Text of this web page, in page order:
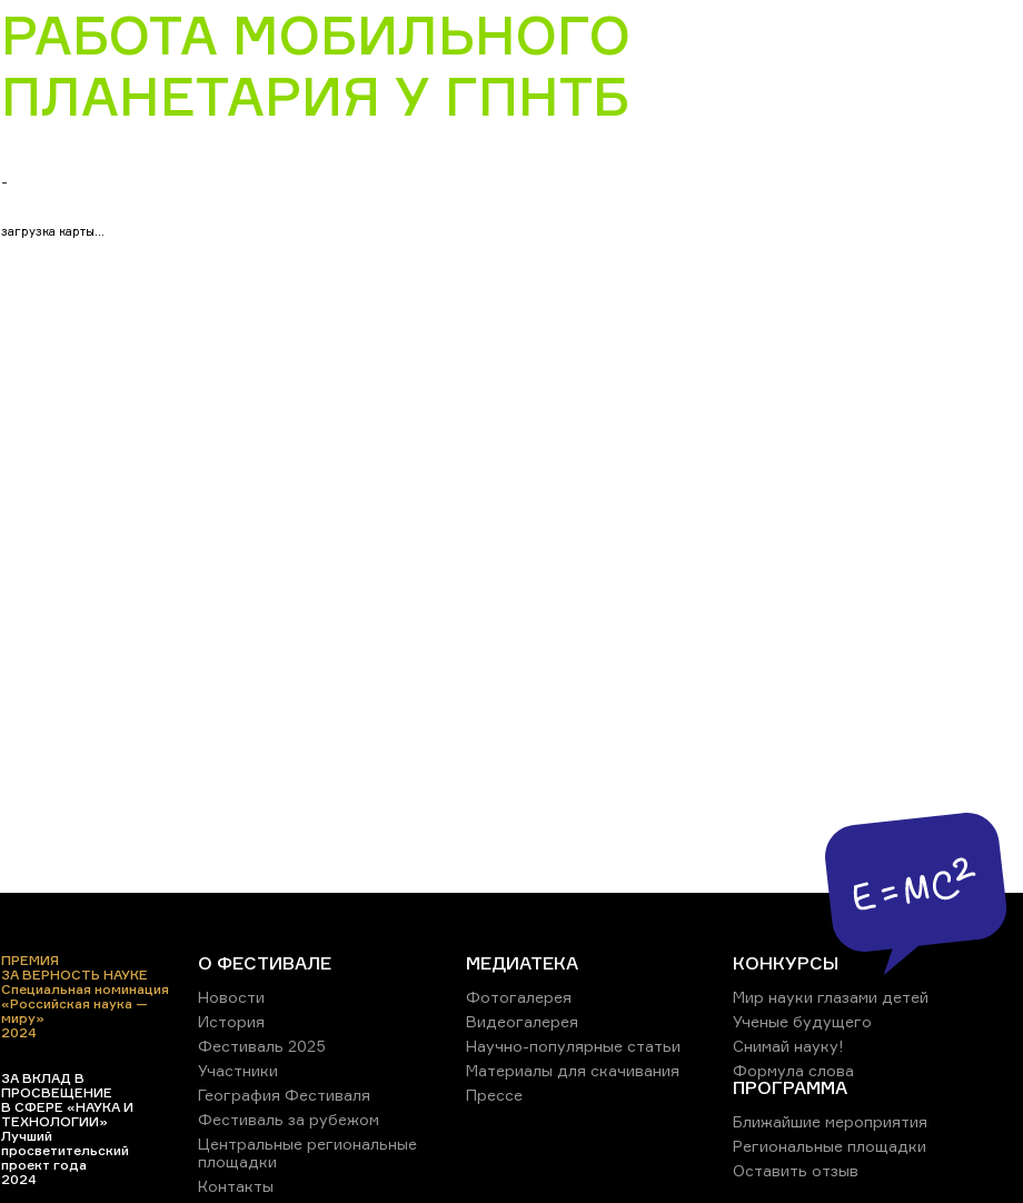
РАБОТА МОБИЛЬНОГО
ПЛАНЕТАРИЯ У ГПНТБ
-
загрузка карты...
ПРЕМИЯ
ЗА ВЕРНОСТЬ НАУКЕ
Специальная номинация
«Российская наука —
миру»
2024
ЗА ВКЛАД В
ПРОСВЕЩЕНИЕ
В СФЕРЕ «НАУКА И
ТЕХНОЛОГИИ»
Лучший
просветительский
проект года
2024
О ФЕСТИВАЛЕ
Новости
История
Фестиваль 2025
Участники
География Фестиваля
Фестиваль за рубежом
Центральные региональные
площадки
Контакты
МЕДИАТЕКА
Фотогалерея
Видеогалерея
Научно-популярные статьи
Материалы для скачивания
Прессе
КОНКУРСЫ
Мир науки глазами детей
Ученые будущего
Снимай науку!
Формула слова
ПРОГРАММА
Ближайшие мероприятия
Региональные площадки
Оставить отзыв